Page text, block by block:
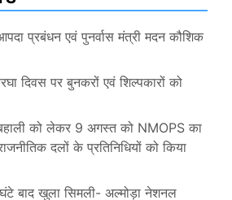
प्रबंधन एवं पुनर्वास मंत्री मदन कौशिक
दिवस पर बुनकरों एवं शिल्पकारों को
को लेकर 9 अगस्त को NMOPS का
दलों के प्रतिनिधियों को किया
बाद खुला सिमली- अल्मोड़ा नेशनल